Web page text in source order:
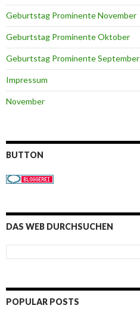
Geburtstag Prominente November
Geburtstag Prominente Oktober
Geburtstag Prominente September
Impressum
November
BUTTON
DAS WEB DURCHSUCHEN
POPULAR POSTS